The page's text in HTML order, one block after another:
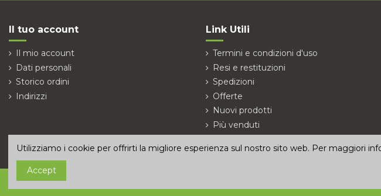
Il tuo account
Il mio account
Dati personali
Storico ordini
Indirizzi
Link Utili
Termini e condizioni d'uso
Resi e restituzioni
Spedizioni
Offerte
Nuovi prodotti
Più venduti
© 2026 ECUmania.it is a brand of
Utilizziamo i cookie per offrirti la migliore esperienza sul nostro sito web. Per maggiori
Accept